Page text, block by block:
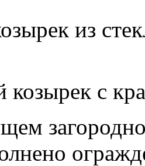
из
козырек с